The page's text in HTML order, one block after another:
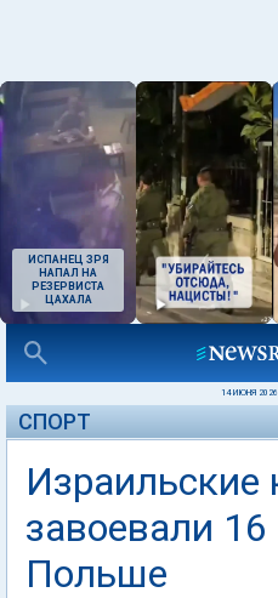
ИСПАНЕЦ ЗРЯ
НАПАЛ НА
РЕЗЕРВИСТА
ЦАХАЛА
14 ИЮНЯ 2026
СПОРТ
Израильские
завоевали
Польше